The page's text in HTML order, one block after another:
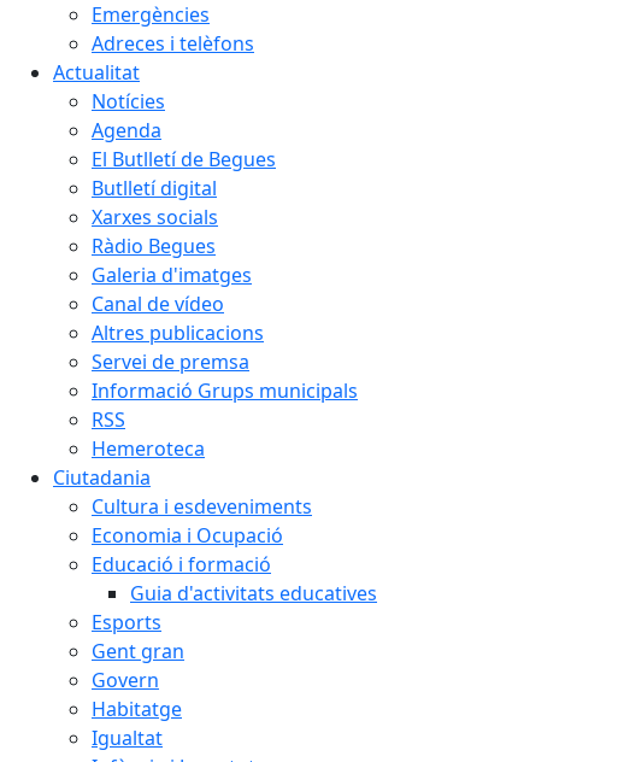
Emergències
Adreces i telèfons
Actualitat
Notícies
Agenda
El Butlletí de Begues
Butlletí digital
Xarxes socials
Ràdio Begues
Galeria d'imatges
Canal de vídeo
Altres publicacions
Servei de premsa
Informació Grups municipals
RSS
Hemeroteca
Ciutadania
Cultura i esdeveniments
Economia i Ocupació
Educació i formació
Guia d'activitats educatives
Esports
Gent gran
Govern
Habitatge
Igualtat